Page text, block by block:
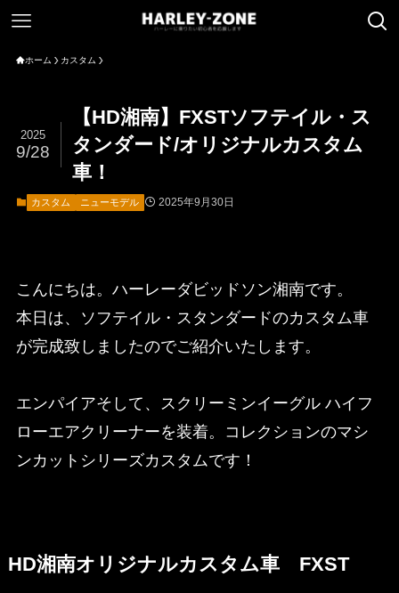
ホーム カスタム
【HD湘南】FXSTソフテイル・ス
タンダード/オリジナルカスタム
車！
2025
9/28
カスタム ニューモデル 2025年9月30日
こんにちは。ハーレーダビッドソン湘南です。
本日は、ソフテイル・スタンダードのカスタム車
が完成致しましたのでご紹介いたします。
エンパイアそして、スクリーミンイーグル ハイフ
ローエアクリーナーを装着。コレクションのマシ
ンカットシリーズカスタムです！
HD湘南オリジナルカスタム車 FXST